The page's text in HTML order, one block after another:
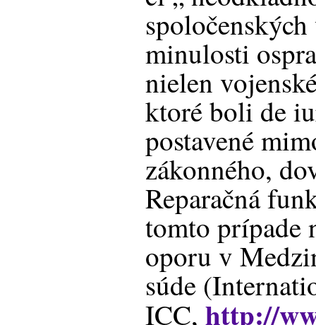
minulosti
nielen
ktoré boli de
postavené
zákonného,
Reparačná
tomto prípade
oporu v
súde
ICC,http://